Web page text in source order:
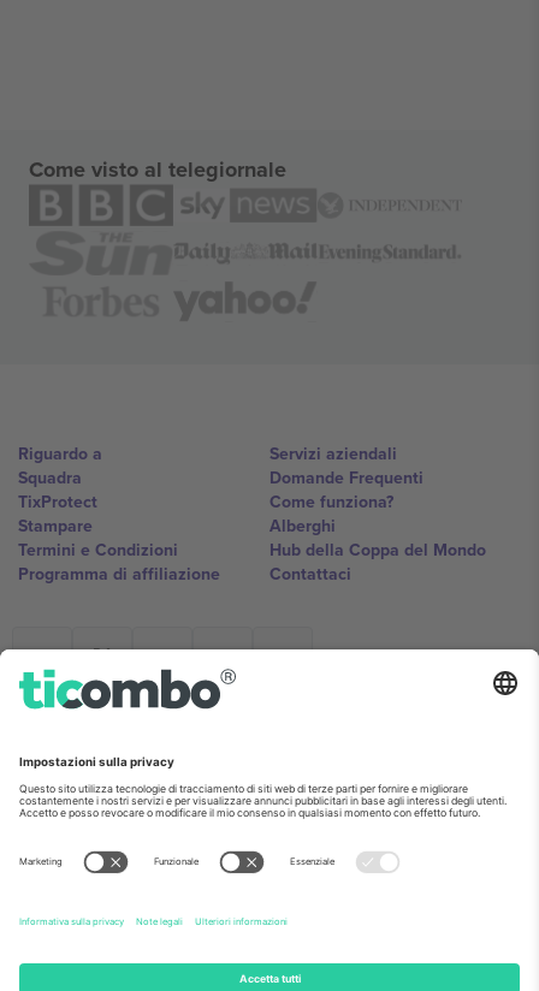
Come visto al telegiornale
Riguardo a
Squadra
TixProtect
Stampare
Termini e Condizioni
Programma di affiliazione
Servizi aziendali
Domande Frequenti
Come funziona?
Alberghi
Hub della Coppa del Mondo
Contattaci
Ticombo Italia
Mimi Balkanska 132, 1540, Sofia,
base alla località, all'evento e/o al dominio. Per i dettagli controlla la
pagina specifica dell'evento, l'impronta e i termini.,